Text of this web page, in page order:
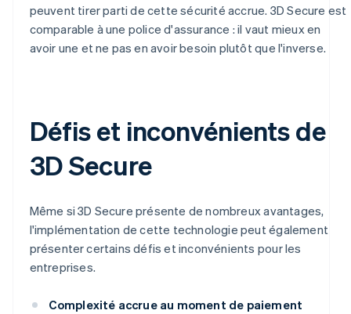
peuvent tirer parti de cette sécurité accrue. 3D Secure est
comparable à une police d'assurance : il vaut mieux en
avoir une et ne pas en avoir besoin plutôt que l'inverse.
Défis et inconvénients de
3D Secure
Même si 3D Secure présente de nombreux avantages,
l'implémentation de cette technologie peut également
présenter certains défis et inconvénients pour les
entreprises.
Complexité accrue au moment de paiement